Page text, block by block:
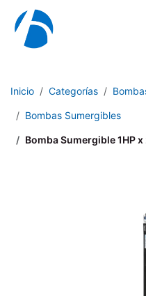
Ir al contenido
Inicio Categorías
Bombas Sumergibles
Bomba Sumergible 1HP